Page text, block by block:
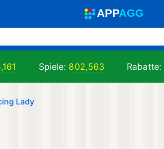
APPAGG
Spiele: 802,563 Rabatte:
Lady